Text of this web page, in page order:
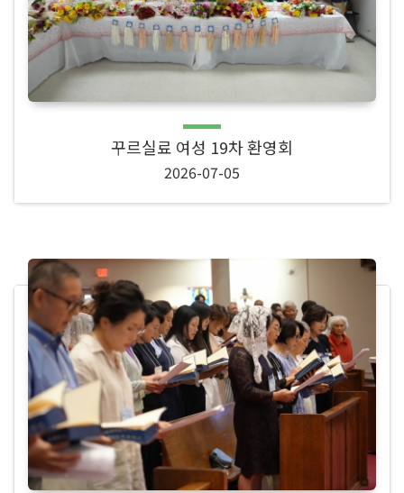
꾸르실료 여성 19차 환영회
2026-07-05